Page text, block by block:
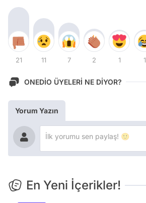
21 11 7 2 1 1
ONEDİO ÜYELERİ NE DİYOR?
Yorum Yazın
En Yeni İçerikler!